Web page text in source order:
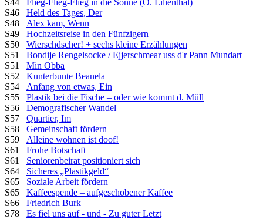
S46 Held des Tages, Der
S48 Alex kam, Wenn
S49 Hochzeitsreise in den Fünfzigern
S50 Wierschdscher! + sechs kleine Erzählungen
S51 Bondije Rengelsocke / Ejjerschmear uss d'r Pann Mundart
S51 Min Obba
S52 Kunterbunte Beanela
S54 Anfang von etwas, Ein
S55 Plastik bei die Fische – oder wie kommt d. Müll
S56 Demografischer Wandel
S57 Quartier, Im
S58 Gemeinschaft fördern
S59 Alleine wohnen ist doof!
S61 Frohe Botschaft
S61 Seniorenbeirat positioniert sich
S64 Sicheres „Plastikgeld“
S65 Soziale Arbeit fördern
S65 Kaffeespende – aufgeschobener Kaffee
S66 Friedrich Burk
S78 Es fiel uns auf - und - Zu guter Letzt